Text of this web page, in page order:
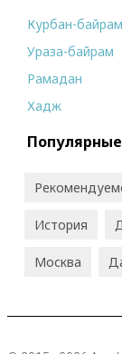
Курбан-байрам
Ураза-байрам
Рамадан
Хадж
История
Москва